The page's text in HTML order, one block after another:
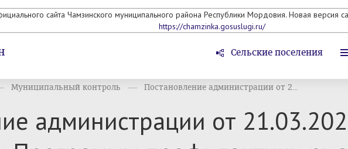
сайта Чамзинского муниципального района Республики Мордовия. Новая версия
https://chamzinka.gosuslugi.ru/
Сельские поселения
Муниципальный контроль Постановление администрации от 2...
администрации от